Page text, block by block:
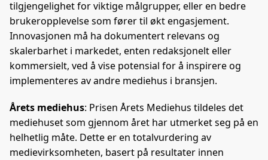
tilgjengelighet for viktige målgrupper, eller en bedre
brukeropplevelse som fører til økt engasjement.
Innovasjonen må ha dokumentert relevans og
skalerbarhet i markedet, enten redaksjonelt eller
kommersielt, ved å vise potensial for å inspirere og
implementeres av andre mediehus i bransjen.
Årets mediehus: Prisen Årets Mediehus tildeles det
mediehuset som gjennom året har utmerket seg på en
helhetlig måte. Dette er en totalvurdering av
medievirksomheten, basert på resultater innen